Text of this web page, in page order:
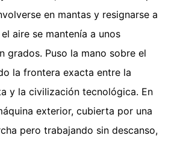
en mantas y resignarse a
aire se mantenía a unos
grados. Puso la mano sobre el
la frontera exacta entre la
y la civilización tecnológica. En
exterior, cubierta por una
pero trabajando sin descanso,